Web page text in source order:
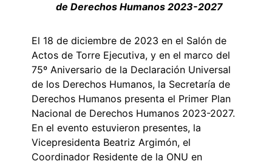
de Derechos Humanos 2023-2027
El 18 de diciembre de 2023 en el Salón de
Actos de Torre Ejecutiva, y en el marco del
75º Aniversario de la Declaración Universal
de los Derechos Humanos, la Secretaría de
Derechos Humanos presenta el Primer Plan
Nacional de Derechos Humanos 2023-2027.
En el evento estuvieron presentes, la
Vicepresidenta Beatriz Argimón, el
Coordinador Residente de la ONU en